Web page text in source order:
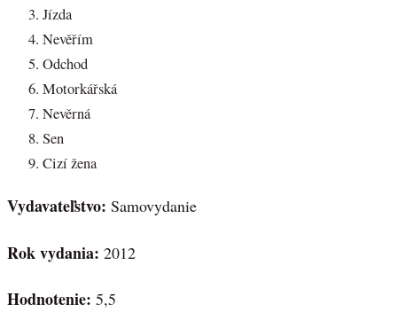
Jízda
Nevěřím
Odchod
Motorkářská
Nevěrná
Sen
Cizí žena
Vydavateľstvo: Samovydanie
Rok vydania: 2012
Hodnotenie: 5,5